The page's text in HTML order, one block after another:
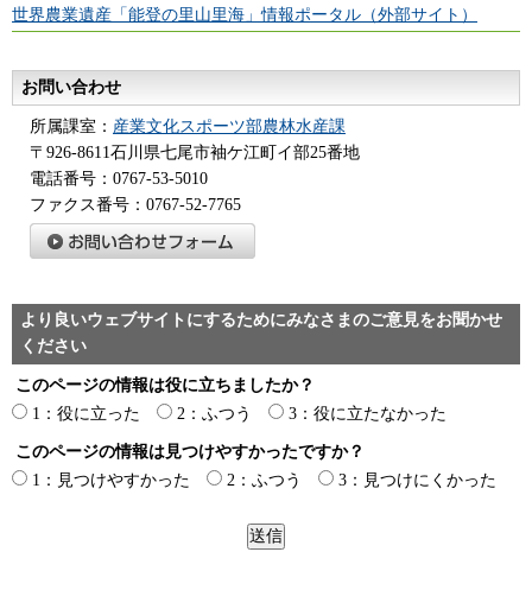
世界農業遺産「能登の里山里海」情報ポータル（外部サイト）
お問い合わせ
所属課室： 産業文化スポーツ部農林水産課
〒926-8611石川県七尾市袖ケ江町イ部25番地
電話番号：0767-53-5010
ファクス番号：0767-52-7765
より良いウェブサイトにするためにみなさまのご意見をお聞かせ
ください
このページの情報は役に立ちましたか？
1：役に立った
2：ふつう 3：役に立たなかった
このページの情報は見つけやすかったですか？
1：見つけやすかった
2：ふつう 3：見つけにくかった